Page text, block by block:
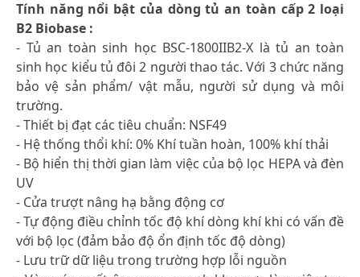
Tính năng nổi bật của dòng tủ an toàn cấp 2 loại
B2 Biobase :
- Tủ an toàn sinh học BSC-1800IIB2-X là tủ an toàn
sinh học kiểu tủ đôi 2 người thao tác. Với 3 chức năng
bảo vệ sản phẩm/ vật mẫu, người sử dụng và môi
trường.
- Thiết bị đạt các tiêu chuẩn: NSF49
- Hệ thống thổi khí: 0% Khí tuần hoàn, 100% khí thải
- Bộ hiển thị thời gian làm việc của bộ lọc HEPA và đèn
UV
- Cửa trượt nâng hạ bằng động cơ
- Tự động điều chỉnh tốc độ khí dòng khí khi có vấn đề
với bộ lọc (đảm bảo độ ổn định tốc độ dòng)
- Lưu trữ dữ liệu trong trường hợp lỗi nguồn